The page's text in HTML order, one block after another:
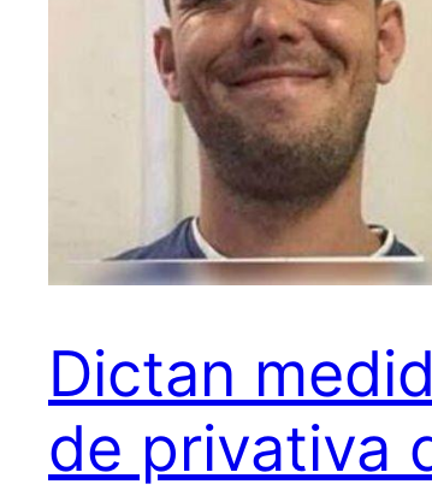
Dictan
de privativa